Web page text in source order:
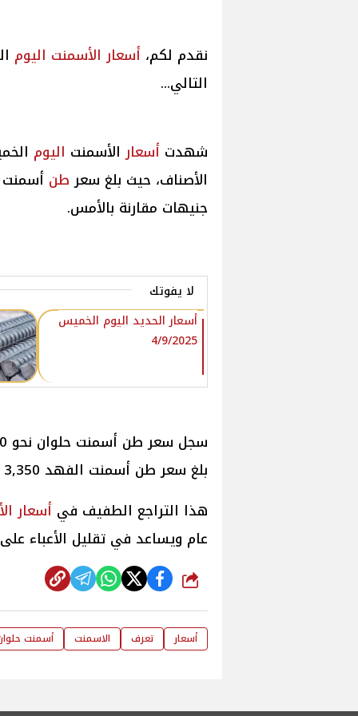
نقدم لكم، أسعار الأسمنت اليوم
التالي...
شهدت أسعارالأسمنت اليوم
الأصناف، حيث بلغ سعرطن أسمنت
جنيهات مقارنة بالأمس.
لا يفوتك
أسعار الحديد اليوم الخميس
4/9/2025
سجل سعر طن أسمنت حلوان نحو 3,470
بلغ سعر طن أسمنت الفهد 3,350 جنيهًا، وأسمنت السويس 3,450
هذا التراجع الطفيف في أسعار
عام ويساعد في تقليل الأعباء
شارك
أسعار تعرف الاسمنت أسمنت